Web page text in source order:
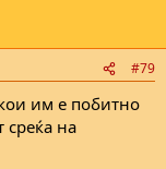
#79
им е побитно
среќа на